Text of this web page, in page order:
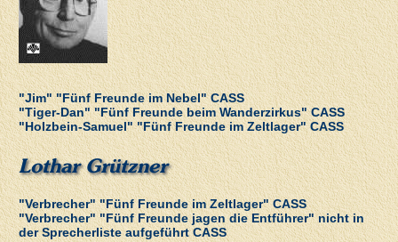
"Jim" "Fünf Freunde im Nebel" CASS
"Tiger-Dan" "Fünf Freunde beim Wanderzirkus" CASS
"Holzbein-Samuel" "Fünf Freunde im Zeltlager" CASS
Lothar Grützner
"Verbrecher" "Fünf Freunde im Zeltlager" CASS
"Verbrecher" "Fünf Freunde jagen die Entführer" nicht in
der Sprecherliste aufgeführt CASS